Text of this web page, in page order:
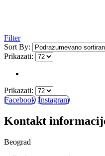
Filter
Sort By:
Prikazati:
Prikazati:
Facebook Instagram
Kontakt
Beograd